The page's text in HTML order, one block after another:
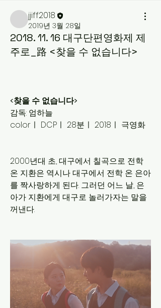
jjiff2018
2019년 3월 28일
2018. 11. 16 대구단편영화제 제
주로_路 <찾을 수 없습니다>
<찾을 수 없습니다>
감독: 엄하늘
colorㅣ DCPㅣ 28분ㅣ 2018ㅣ 극영화
2000년대 초, 대구에서 칠곡으로 전학
온 지환은 역시나 대구에서 전학 온 은아
를 짝사랑하게 된다. 그러던 어느 날, 은
아가 지환에게 대구로 놀러가자는 말을
꺼낸다.